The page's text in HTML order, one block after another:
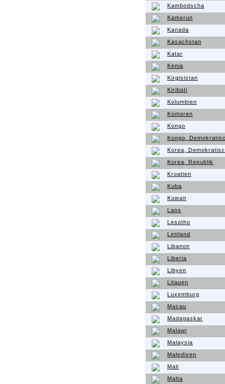
Kambodscha
Kamerun
Kanada
Kasachstan
Katar
Kenia
Kirgisistan
Kiribati
Kolumbien
Komoren
Kongo
Kongo,
Korea,
Korea, Republik
Kroatien
Kuba
Kuwait
Laos
Lesotho
Lettland
Libanon
Liberia
Libyen
Litauen
Luxemburg
Macau
Madagaskar
Malawi
Malaysia
Malediven
Mali
Malta